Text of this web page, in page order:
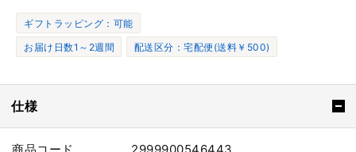
ギフトラッピング：可能
お届け日数1～2週間
配送区分：宅配便(送料￥500)
仕様